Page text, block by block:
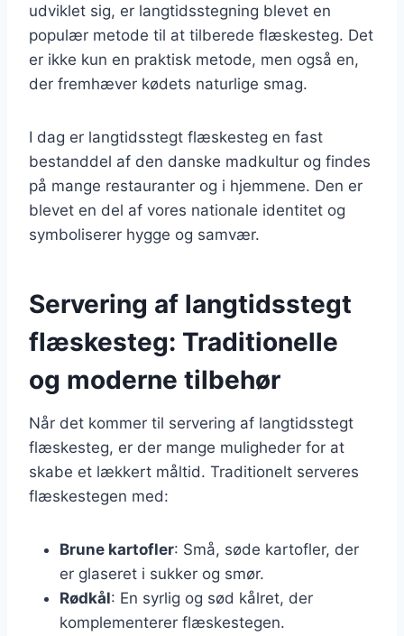
udviklet sig, er langtidsstegning blevet en
populær metode til at tilberede flæskesteg. Det
er ikke kun en praktisk metode, men også en,
der fremhæver kødets naturlige smag.
I dag er langtidsstegt flæskesteg en fast
bestanddel af den danske madkultur og findes
på mange restauranter og i hjemmene. Den er
blevet en del af vores nationale identitet og
symboliserer hygge og samvær.
Servering af langtidsstegt
flæskesteg: Traditionelle
og moderne tilbehør
Når det kommer til servering af langtidsstegt
flæskesteg, er der mange muligheder for at
skabe et lækkert måltid. Traditionelt serveres
flæskestegen med:
Brune kartofler: Små, søde kartofler, der
er glaseret i sukker og smør.
Rødkål: En syrlig og sød kålret, der
komplementerer flæskestegen.